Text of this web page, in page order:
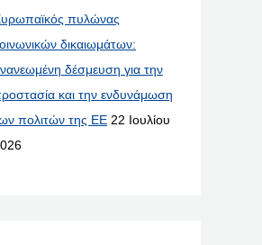
πυλώνας
δικαιωμάτων:
δέσμευση για την
και την ενδυνάμωση
πολιτών της ΕΕ 22 Ιουλίου